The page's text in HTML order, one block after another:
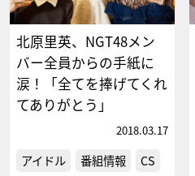
北原里英、NGT48メン
バー全員からの手紙に
涙！「全てを捧げてくれ
てありがとう」
2018.03.17
アイドル 番組情報 CS